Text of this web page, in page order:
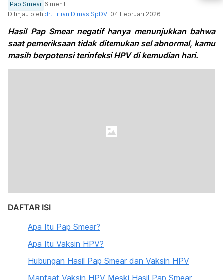
Pap Smear 6 menit
Ditinjau oleh dr. Erlian Dimas SpDVE04 Februari 2026
Hasil Pap Smear negatif hanya menunjukkan bahwa
saat pemeriksaan tidak ditemukan sel abnormal, kamu
masih berpotensi terinfeksi HPV di kemudian hari.
DAFTAR ISI
Apa Itu Pap Smear?
Apa Itu Vaksin HPV?
Hubungan Hasil Pap Smear dan Vaksin HPV
Manfaat Vaksin HPV Meski Hasil Pap Smear